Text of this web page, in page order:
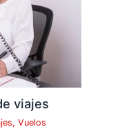
viajes
,Vuelos